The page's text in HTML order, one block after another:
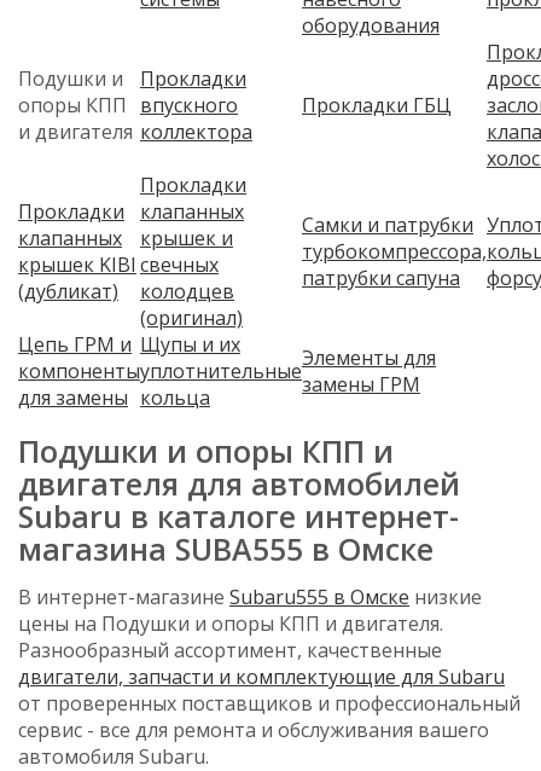
оборудования
Подушки и
опоры КПП
и двигателя
Прокладки
впускного
коллектора
Прокладки ГБЦ
Прокладки
клапанных
крышек KIBI
(дубликат)
Прокладки
клапанных
крышек и
свечных
колодцев
(оригинал)
Самки и патрубки
турбокомпрессора,
патрубки сапуна
Цепь ГРМ и
компоненты
для замены
Щупы и их
уплотнительные
кольца
Элементы для
замены ГРМ
Подушки и опоры КПП и
двигателя для автомобилей
Subaru в каталоге интернет-
магазина SUBA555 в Омске
В интернет-магазине Subaru555 в Омске низкие
цены на Подушки и опоры КПП и двигателя.
Разнообразный ассортимент, качественные
двигатели, запчасти и комплектующие для Subaru
от проверенных поставщиков и профессиональный
сервис - все для ремонта и обслуживания вашего
автомобиля Subaru.